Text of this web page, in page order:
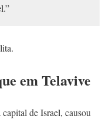
em Telavive
de Israel, causou